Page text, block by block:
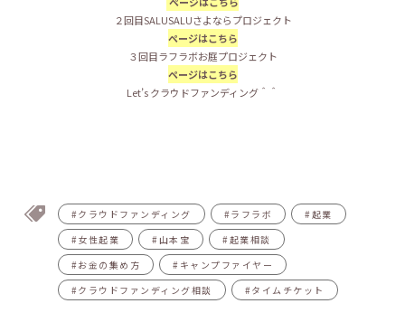
２回目SALUSALUさよならプロジェクト
ページはこちら
３回目ラフラボお庭プロジェクト
ページはこちら
Let’s クラウドファンディング＾＾
#クラウドファンディング #ラフラボ
#起業
#女性起業
#山本宝
#起業相談
#お金の集め方
#キャンプファイヤー
#クラウドファンディング相談
#タイムチケット